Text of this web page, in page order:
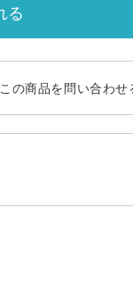
この商品を問い合わせ